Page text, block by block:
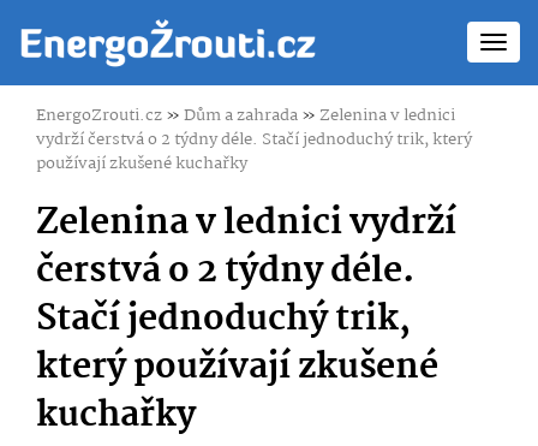
EnergoZrouti.cz»Dům a zahrada»Zelenina v lednici
vydrží čerstvá o 2 týdny déle. Stačí jednoduchý trik, který
používají zkušené kuchařky
Zelenina v lednici vydrží
čerstvá o 2 týdny déle.
Stačí jednoduchý trik,
který používají zkušené
kuchařky